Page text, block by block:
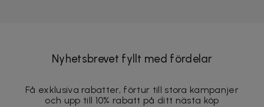
Nyhetsbrevet fyllt med fördelar
Få exklusiva rabatter, förtur till stora kampanjer
och upp till 10% rabatt på ditt nästa köp